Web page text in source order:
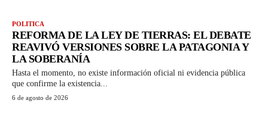
POLITICA
REFORMA DE LA LEY DE TIERRAS: EL DEBATE
REAVIVÓ VERSIONES SOBRE LA PATAGONIA Y
LA SOBERANÍA
Hasta el momento, no existe información oficial ni evidencia pública
que confirme la existencia...
6 de agosto de 2026